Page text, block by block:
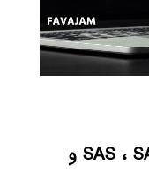
مقایسه انواع هارد سرور SAS ، SATA و